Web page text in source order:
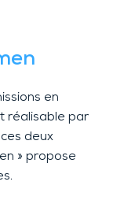
en
réalisable par
deux
» propose